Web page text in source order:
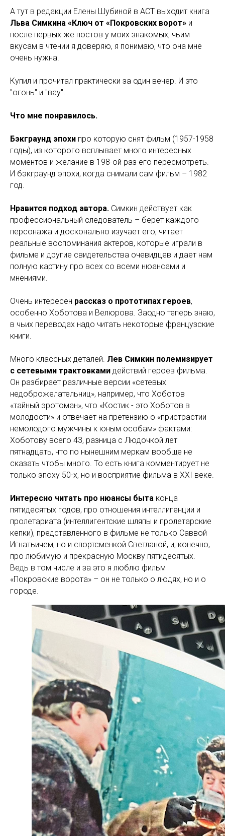
А тут в редакции Елены Шубиной в АСТ выходит книга
Льва Симкина «Ключ от «Покровских ворот» и
после первых же постов у моих знакомых, чьим
вкусам в чтении я доверяю, я понимаю, что она мне
очень нужна.
Купил и прочитал практически за один вечер. И это
"огонь" и "вау".
Что мне понравилось.
Бэкграунд эпохи про которую снят фильм (1957-1958
годы), из которого всплывает много интересных
моментов и желание в 198-ой раз его пересмотреть.
И бэкграунд эпохи, когда снимали сам фильм – 1982
год.
Нравится подход автора. Симкин действует как
профессиональный следователь – берет каждого
персонажа и досконально изучает его, читает
реальные воспоминания актеров, которые играли в
фильме и другие свидетельства очевидцев и дает нам
полную картину про всех со всеми нюансами и
мнениями.
Очень интересен рассказ о прототипах героев,
особенно Хоботова и Велюрова. Заодно теперь знаю,
в чьих переводах надо читать некоторые французские
книги.
Много классных деталей. Лев Симкин полемизирует
с сетевыми трактовками действий героев фильма.
Он разбирает различные версии «сетевых
недоброжелательниц», например, что Хоботов
«тайный эротоман», что «Костик - это Хоботов в
молодости» и отвечает на претензию о «пристрастии
немолодого мужчины к юным особам» фактами:
Хоботову всего 43, разница с Людочкой лет
пятнадцать, что по нынешним меркам вообще не
сказать чтобы много. То есть книга комментирует не
только эпоху 50-х, но и восприятие фильма в XXI веке.
Интересно читать про нюансы быта конца
пятидесятых годов, про отношения интеллигенции и
пролетариата (интеллигентские шляпы и пролетарские
кепки), представленного в фильме не только Саввой
Игнатьичем, но и спортсменкой Светланой, и, конечно,
про любимую и прекрасную Москву пятидесятых.
Ведь в том числе и за это я люблю фильм
«Покровские ворота» – он не только о людях, но и о
городе.